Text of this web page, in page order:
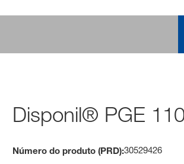
Disponil® PGE
Número do produto (PRD):30529426